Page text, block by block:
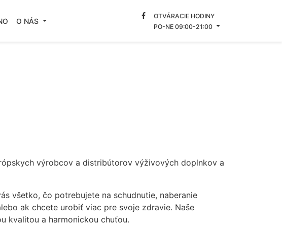
O NÁS
OTVÁRACIE HODINY
PO-NE 09:00-21:00
výrobcov a distribútorov výživových doplnkov a
všetko, čo potrebujete na schudnutie, naberanie
ak chcete urobiť viac pre svoje zdravie. Naše
kvalitou a harmonickou chuťou.